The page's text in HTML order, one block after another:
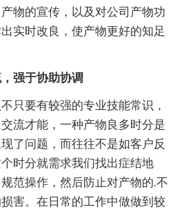
物的宣传，以及对公司产物功
实时改良，使产物更好的知足
强于协助协调
只要有较强的专业技能常识，
流才能，一种产物良多时分是
了问题，而往往不是如客户反
时分就需求我们找出症结地
范操作，然后防止对产物的.不
害。在日常的工作中做做到较